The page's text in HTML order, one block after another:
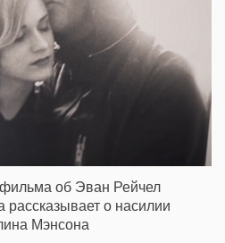
об Эван Рейчел
рассказывает о насилии
Мэнсона